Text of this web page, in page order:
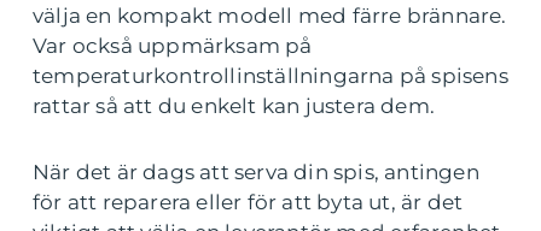
välja en kompakt modell med färre brännare.
Var också uppmärksam på
temperaturkontrollinställningarna på spisens
rattar så att du enkelt kan justera dem.
När det är dags att serva din spis, antingen
för att reparera eller för att byta ut, är det